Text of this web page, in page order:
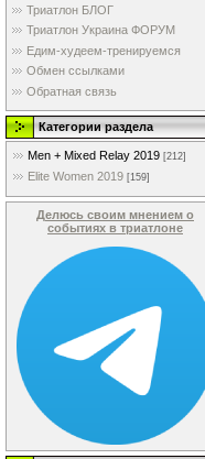
Триатлон БЛОГ
Триатлон Украина ФОРУМ
Едим-худеем-тренируемся
Обмен ссылками
Обратная связь
Категории раздела
Men + Mixed Relay 2019 [212]
Elite Women 2019 [159]
Делюсь своим мнением о
событиях в триатлоне